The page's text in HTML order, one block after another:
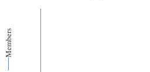
Members